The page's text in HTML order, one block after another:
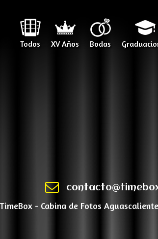
Todos XV Años Bodas
TimeBox - Cabina de Fotos